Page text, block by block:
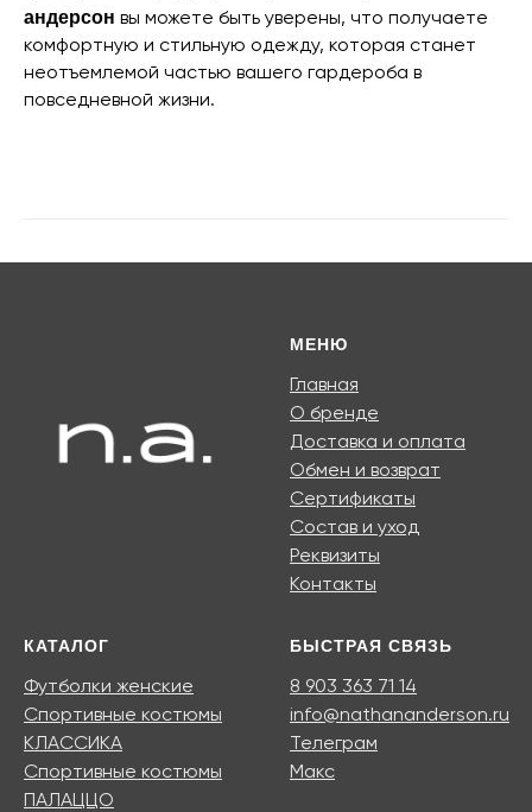
андерсон вы можете быть уверены, что получаете
комфортную и стильную одежду, которая станет
неотъемлемой частью вашего гардероба в
повседневной жизни.
МЕНЮ
Главная
О бренде
Доставка и оплата
Обмен и возврат
Сертификаты
Состав и уход
Реквизиты
Контакты
КАТАЛОГ
Футболки женские
Спортивные костюмы
КЛАССИКА
Спортивные костюмы
ПАЛАЦЦО
БЫСТРАЯ СВЯЗЬ
8 903 363 71 14
info@nathananderson.ru
Телеграм
Макс